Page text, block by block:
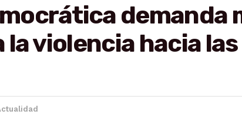
demanda
violencia hacia las